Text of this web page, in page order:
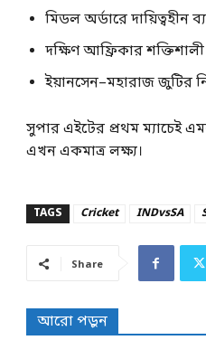
মিডল অর্ডারে দায়িত্বহীন
দক্ষিণ আফ্রিকার
ইয়ানসেন–মহারাজ জুটির
সুপার এইটের প্রথম ম্যাচেই
এখন একমাত্র লক্ষ্য।
TAGS Cricket INDvsSA
Share
আরো পড়ুন